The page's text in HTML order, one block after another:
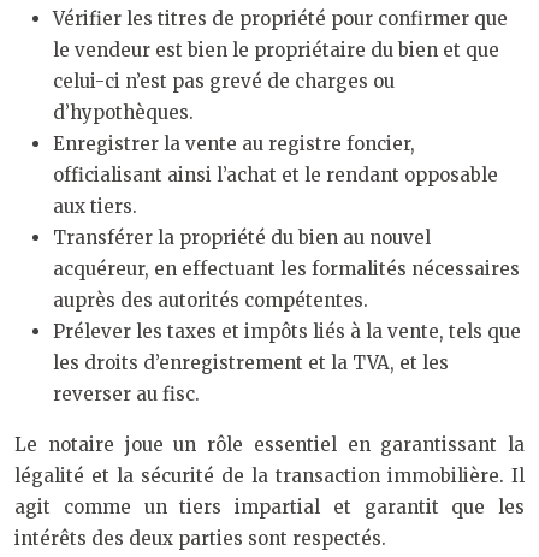
Vérifier les titres de propriété pour confirmer que
le vendeur est bien le propriétaire du bien et que
celui-ci n’est pas grevé de charges ou
d’hypothèques.
Enregistrer la vente au registre foncier,
officialisant ainsi l’achat et le rendant opposable
aux tiers.
Transférer la propriété du bien au nouvel
acquéreur, en effectuant les formalités nécessaires
auprès des autorités compétentes.
Prélever les taxes et impôts liés à la vente, tels que
les droits d’enregistrement et la TVA, et les
reverser au fisc.
Le notaire joue un rôle essentiel en garantissant la
légalité et la sécurité de la transaction immobilière. Il
agit comme un tiers impartial et garantit que les
intérêts des deux parties sont respectés.